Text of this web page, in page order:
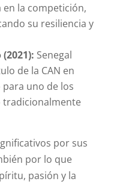
en la competición,
su resiliencia y
Senegal
de la CAN en
uno de los
tradicionalmente
por sus
por lo que
pasión y la